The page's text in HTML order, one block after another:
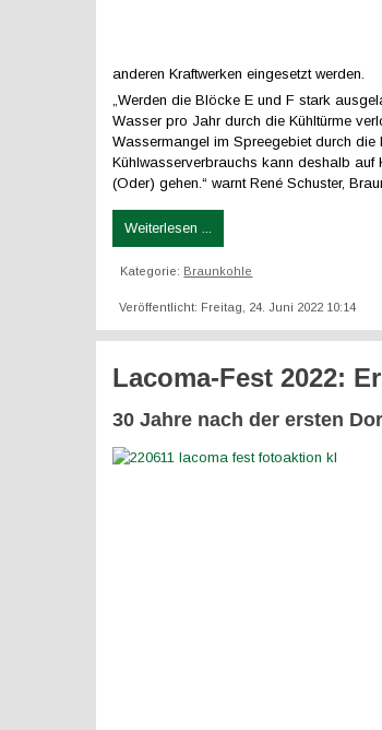
anderen Kraftwerken eingesetzt werden.
„Werden die Blöcke E und F stark
Wasser pro Jahr durch die Kühltürme
Wassermangel im Spreegebiet durch die
Kühlwasserverbrauchs kann deshalb auf
(Oder) gehen.“ warnt René Schuster,
Weiterlesen ...
Kategorie: Braunkohle
Veröffentlicht: Freitag, 24. Juni 2022 10:14
Lacoma-Fest 2022:
30 Jahre nach der ersten